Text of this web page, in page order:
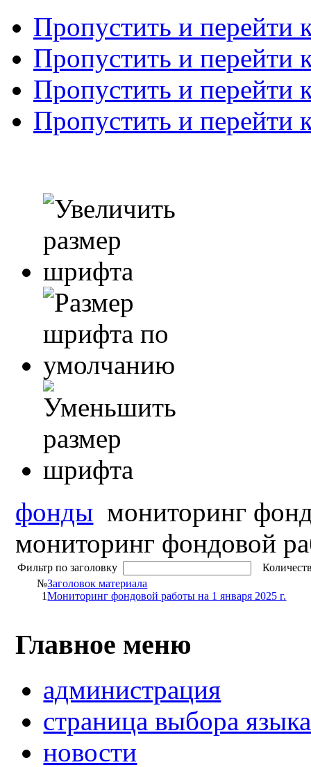
Пропустить и перейти
Пропустить и перейти
Пропустить и перейти
Пропустить и перейти
фонды мониторинг
мониторинг фондовой
Фильтр по заголовку
№Заголовок материала
1Мониторинг фондовой работы на 1 января 2025 г.
Главное меню
администрация
страница выбора языка
новости